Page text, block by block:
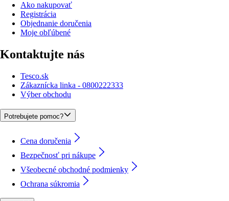
Ako nakupovať
Registrácia
Objednanie doručenia
Moje obľúbené
Kontaktujte nás
Tesco.sk
Zákaznícka linka - 0800222333
Výber obchodu
Potrebujete pomoc?
Cena doručenia
Bezpečnosť pri nákupe
Všeobecné obchodné podmienky
Ochrana súkromia